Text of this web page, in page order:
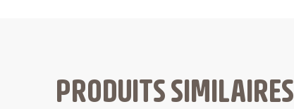
PRODUITS SIMILAIRES